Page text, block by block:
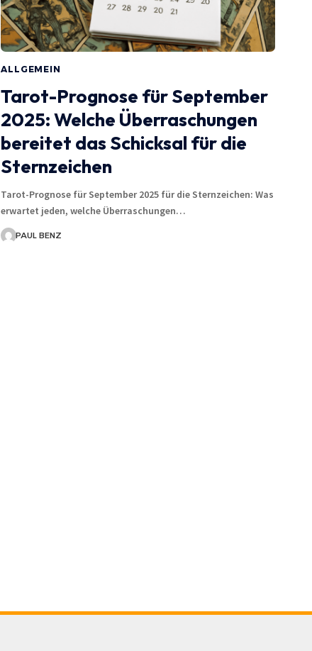
ALLGEMEIN
Tarot-Prognose für September
2025: Welche Überraschungen
bereitet das Schicksal für die
Sternzeichen
Tarot-Prognose für September 2025 für die Sternzeichen: Was
erwartet jeden, welche Überraschungen…
PAUL BENZ